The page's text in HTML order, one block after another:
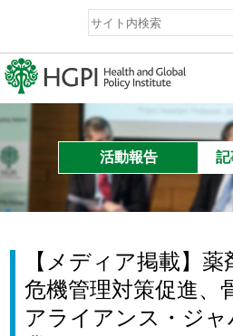
活動報告 記
【メディア掲載】
危機管理対策促進、
アライアンス・ジャ